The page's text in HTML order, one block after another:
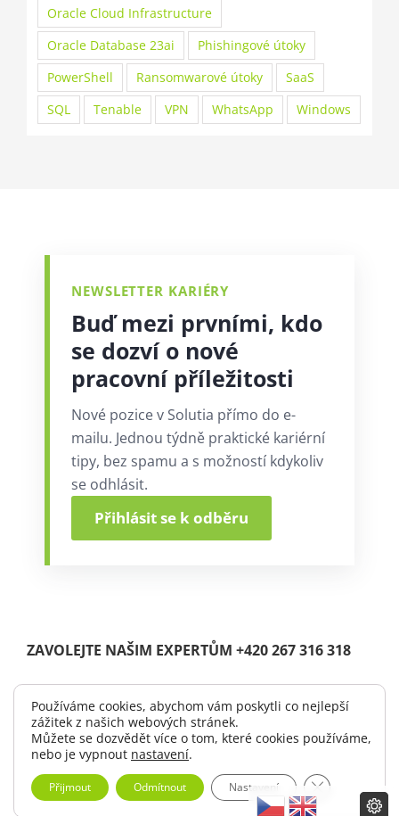
Oracle Cloud Infrastructure
Oracle Database 23ai
Phishingové útoky
PowerShell
Ransomwarové útoky
SaaS
SQL
Tenable VPN WhatsApp Windows
NEWSLETTER KARIÉRY
Buď mezi prvními, kdo
se dozví o nové
pracovní příležitosti
Nové pozice v Solutia přímo do e-
mailu. Jednou týdně praktické kariérní
tipy, bez spamu a s možností kdykoliv
se odhlásit.
Přihlásit se k odběru
ZAVOLEJTE NAŠIM EXPERTŮM +420 267 316 318
© Copyright 2004 -2026 | Solutia s.r.o.| All Rights Reserved.
|Logo ke stažení
LinkedIn
Používáme cookies, abychom vám poskytli co nejlepší
zážitek z našich webových stránek.
Můžete se dozvědět více o tom, které cookies používáme,
nebo je vypnout nastavení.
Přijmout Odmítnout Nastavení Zavřít cookie